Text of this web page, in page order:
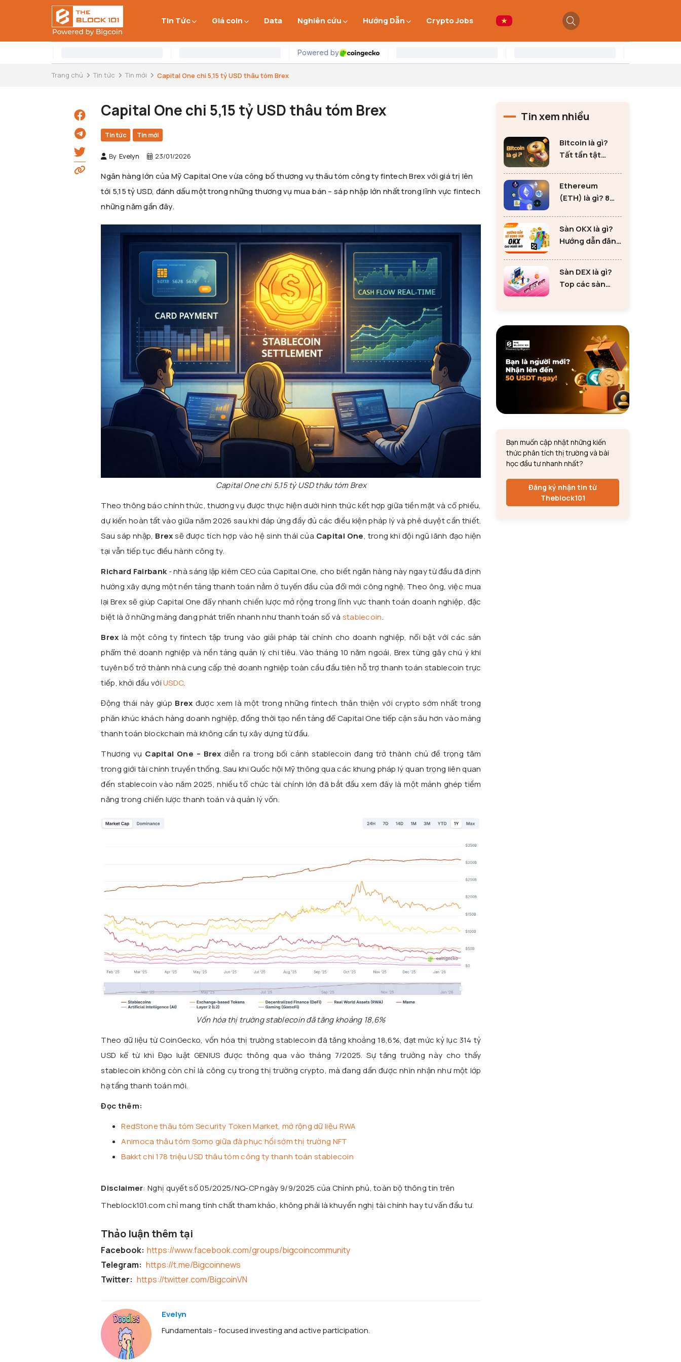
Tin Tức Giá coin Data Nghiên cứu Hướng Dẫn Crypto Jobs
Trang chủ Tin tức Tin mới Capital One chi 5,15 tỷ USD thâu tóm Brex
Capital One chi 5,15 tỷ USD thâu tóm Brex
Tin tức Tin mới
By Evelyn 23/01/2026
Ngân hàng lớn của Mỹ Capital One vừa công bố thương vụ thâu tóm công ty fintech Brex với giá trị lên
tới 5,15 tỷ USD, đánh dấu một trong những thương vụ mua bán – sáp nhập lớn nhất trong lĩnh vực fintech
những năm gần đây.
Capital One chi 5,15 tỷ USD thâu tóm Brex
Theo thông báo chính thức, thương vụ được thực hiện dưới hình thức kết hợp giữa tiền mặt và cổ phiếu,
dự kiến hoàn tất vào giữa năm 2026 sau khi đáp ứng đầy đủ các điều kiện pháp lý và phê duyệt cần thiết.
Sau sáp nhập, Brexsẽ được tích hợp vào hệ sinh thái của Capital One, trong khi đội ngũ lãnh đạo hiện
tại vẫn tiếp tục điều hành công ty.
Richard Fairbank - nhà sáng lập kiêm CEO của Capital One, cho biết ngân hàng này ngay từ đầu đã định
hướng xây dựng một nền tảng thanh toán nằm ở tuyến đầu của đổi mới công nghệ. Theo ông, việc mua
lại Brex sẽ giúp Capital One đẩy nhanh chiến lược mở rộng trong lĩnh vực thanh toán doanh nghiệp, đặc
biệt là ở những mảng đang phát triển nhanh như thanh toán số và stablecoin.
Brex là một công ty fintech tập trung vào giải pháp tài chính cho doanh nghiệp, nổi bật với các sản
phẩm thẻ doanh nghiệp và nền tảng quản lý chi tiêu. Vào tháng 10 năm ngoái, Brex từng gây chú ý khi
tuyên bố trở thành nhà cung cấp thẻ doanh nghiệp toàn cầu đầu tiên hỗ trợ thanh toán stablecoin trực
tiếp, khởi đầu vớiUSDC.
Động thái này giúp Brex được xem là một trong những fintech thân thiện với crypto sớm nhất trong
phân khúc khách hàng doanh nghiệp, đồng thời tạo nền tảng để Capital One tiếp cận sâu hơn vào mảng
thanh toán blockchain mà không cần tự xây dựng từ đầu.
Thương vụ Capital One – Brex diễn ra trong bối cảnh stablecoin đang trở thành chủ đề trọng tâm
trong giới tài chính truyền thống. Sau khi Quốc hội Mỹ thông qua các khung pháp lý quan trọng liên quan
đến stablecoin vào năm 2025, nhiều tổ chức tài chính lớn đã bắt đầu xem đây là một mảnh ghép tiềm
năng trong chiến lược thanh toán và quản lý vốn.
Vốn hóa thị trường stablecoin đã tăng khoảng 18,6%
Theo dữ liệu từ CoinGecko, vốn hóa thị trường stablecoin đã tăng khoảng 18,6%, đạt mức kỷ lục 314 tỷ
USD kể từ khi Đạo luật GENIUS được thông qua vào tháng 7/2025. Sự tăng trưởng này cho thấy
stablecoin không còn chỉ là công cụ trong thị trường crypto, mà đang dần được nhìn nhận như một lớp
hạ tầng thanh toán mới.
Đọc thêm:
RedStone thâu tóm Security Token Market, mở rộng dữ liệu RWA
Animoca thâu tóm Somo giữa đà phục hồi sớm thị trường NFT
Bakkt chi 178 triệu USD thâu tóm công ty thanh toán stablecoin
Disclaimer: Nghị quyết số 05/2025/NQ-CP ngày 9/9/2025 của Chính phủ, toàn bộ thông tin trên
Theblock101.com chỉ mang tính chất tham khảo, không phải là khuyến nghị tài chính hay tư vấn đầu tư.
Thảo luận thêm tại
Facebook: https://www.facebook.com/groups/bigcoincommunity
Telegram: https://t.me/Bigcoinnews
Twitter: https://twitter.com/BigcoinVN
Evelyn
Fundamentals - focused investing and active participation.
Tin xem nhiều
Bitcoin là gì?
Tất tần tật
Bitcoin
Ethereum
(ETH) là gì? 8
tư Ethereum
Sàn OKX là gì?
Hướng dẫn đăng
mới
Sàn DEX là gì?
Top các sàn
Bạn muốn cập nhật những kiến
thức phân tích thị trường và bài
học đầu tư nhanh nhất?
Đăng ký nhận tin từ
Theblock101